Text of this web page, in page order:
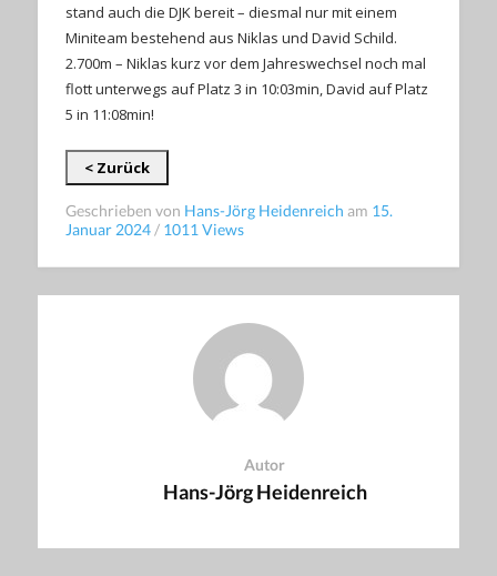
stand auch die DJK bereit – diesmal nur mit einem
Miniteam bestehend aus Niklas und David Schild.
2.700m – Niklas kurz vor dem Jahreswechsel noch mal
flott unterwegs auf Platz 3 in 10:03min, David auf Platz
5 in 11:08min!
< Zurück
Geschrieben von Hans-Jörg Heidenreich am 15.
Januar 2024 / 1011 Views
Autor
Hans-Jörg Heidenreich